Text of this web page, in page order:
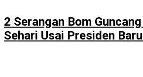
2 Serangan Bom
Sehari Usai Presiden